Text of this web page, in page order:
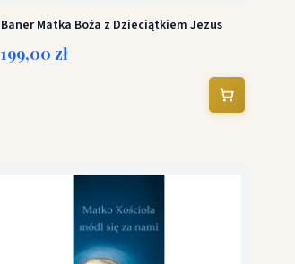
Baner Matka Boża z Dzieciątkiem Jezus
199,00 zł